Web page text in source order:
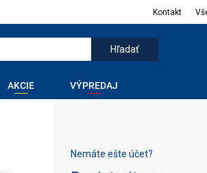
Kontakt
AKCIE VÝPREDAJ
Nemáte ešte účet?